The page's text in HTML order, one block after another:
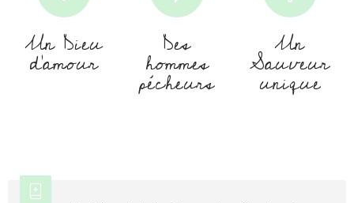
Un Dieu
d'amour
Des
hommes
pécheurs
Un
Sauveur
unique